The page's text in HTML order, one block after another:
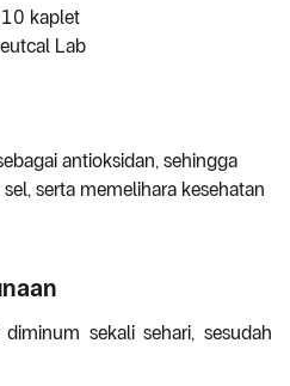
10 kaplet
Lab
antioksidan, sehingga
serta memelihara kesehatan
sekali sehari, sesudah